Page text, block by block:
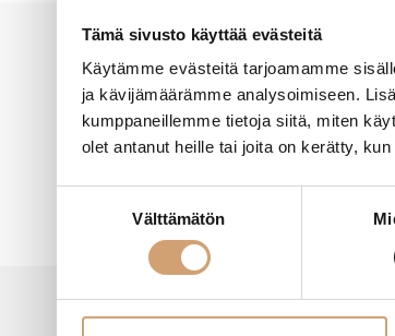
Tämä sivusto käyttää evästeitä
Käytämme evästeitä tarjoamamme
ja kävijämäärämme analysoimiseen.
kumppaneillemme tietoja siitä, miten
olet antanut heille tai joita on kerätty,
Välttämätön